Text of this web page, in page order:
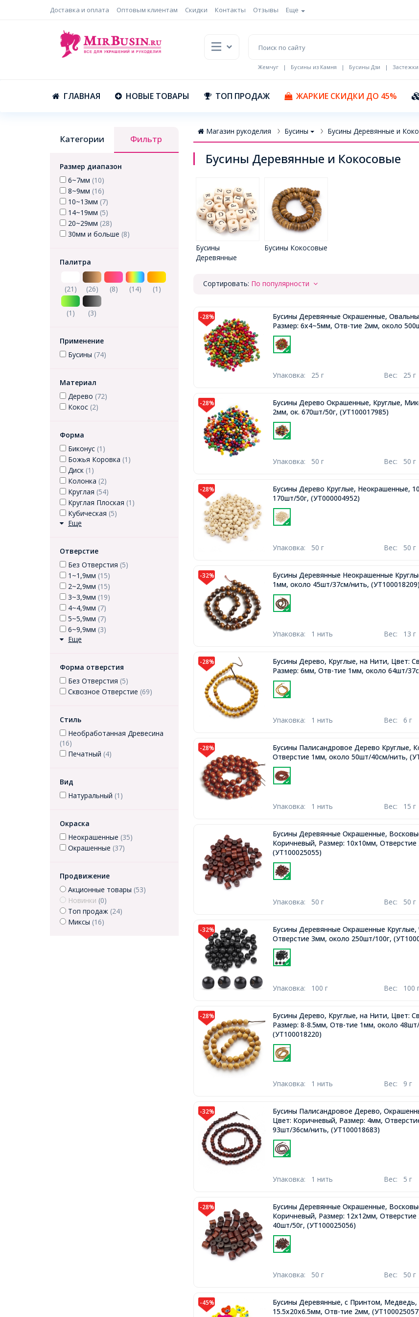
Доставка и оплата Оптовым клиентам Скидки Контакты Отзывы Еще
Жемчуг | Бусины из Камня | Бусины Дзи | Застежки
ГЛАВНАЯ НОВЫЕ ТОВАРЫ ТОП ПРОДАЖ ЖАРКИЕ СКИДКИ ДО 45%
Категории Фильтр
Размер диапазон
6~7мм (10)
8~9мм (16)
10~13мм (7)
14~19мм (5)
20~29мм (28)
30мм и больше (8)
Палитра
(21) (26) (8) (14) (1)
(1) (3)
Применение
Бусины (74)
Материал
Дерево (72)
Кокос (2)
Форма
Биконус (1)
Божья Коровка (1)
Диск (1)
Колонка (2)
Круглая (54)
Круглая Плоская (1)
Кубическая (5)
Еще
Отверстие
Без Отверстия (5)
1~1,9мм (15)
2~2,9мм (15)
3~3,9мм (19)
4~4,9мм (7)
5~5,9мм (7)
6~9,9мм (3)
Еще
Форма отверстия
Без Отверстия (5)
Сквозное Отверстие (69)
Стиль
Необработанная Древесина
(16)
Печатный (4)
Вид
Натуральный (1)
Окраска
Неокрашенные (35)
Окрашенные (37)
Продвижение
Акционные товары (53)
Новинки (0)
Топ продаж (24)
Миксы (16)
Магазин рукоделия Бусины Бусины Деревянные и
Бусины Деревянные и Кокосовые
Бусины
Деревянные
Бусины Кокосовые
Сортировать: По популярности
-28%
Бусины Деревянные Окрашенные,
Размер: 6x4~5мм, Отв-тие 2мм, около
Упаковка: 25 г Вес: 25 г
-28%
Бусины Дерево Окрашенные, Круглые,
2мм, ок. 670шт/50г, (УТ100017985)
Упаковка: 50 г Вес: 50 г
-28%
Бусины Дерево Круглые, Неокрашенные,
170шт/50г, (УТ000004952)
Упаковка: 50 г Вес: 50 г
-32%
Бусины Деревянные Неокрашенные
1мм, около 45шт/37см/нить, (УТ100018209)
Упаковка: 1 нить Вес: 13 г
-28%
Бусины Дерево, Круглые, на Нити, Цвет:
Размер: 6мм, Отв-тие 1мм, около 64шт/
Упаковка: 1 нить Вес: 6 г
-28%
Бусины Палисандровое Дерево Круглые,
Отверстие 1мм, около 50шт/40см/нить,
Упаковка: 1 нить Вес: 15 г
Бусины Деревянные Окрашенные,
Коричневый, Размер: 10х10мм,
(УТ100025055)
Упаковка: 50 г Вес: 50 г
-32%
Бусины Деревянные Окрашенные
Отверстие 3мм, около 250шт/100г,
Упаковка: 100 г Вес: 100
-28%
Бусины Дерево, Круглые, на Нити, Цвет:
Размер: 8-8.5мм, Отв-тие 1мм, около
(УТ100018220)
Упаковка: 1 нить Вес: 9 г
-32%
Бусины Палисандровое Дерево,
Цвет: Коричневый, Размер: 4мм,
93шт/36см/нить, (УТ100018683)
Упаковка: 1 нить Вес: 5 г
-28%
Бусины Деревянные Окрашенные,
Коричневый, Размер: 12х12мм,
40шт/50г, (УТ100025056)
Упаковка: 50 г Вес: 50 г
-45%
Бусины Деревянные, с Принтом,
15.5x20x6.5мм, Отв-тие 2мм,